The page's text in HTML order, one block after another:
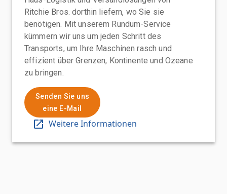
Ritchie Bros. dorthin liefern, wo Sie sie
benötigen. Mit unserem Rundum-Service
kümmern wir uns um jeden Schritt des
Transports, um Ihre Maschinen rasch und
effizient über Grenzen, Kontinente und Ozeane
zu bringen.
Senden Sie uns
eine E-Mail
Weitere Informationen